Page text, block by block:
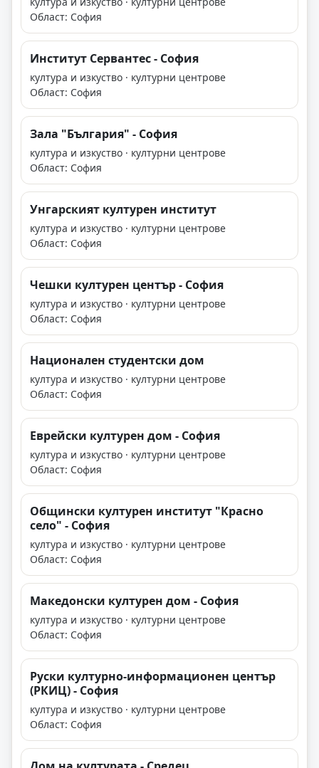
Област: София
Институт Сервантес - София
култура и изкуство · културни центрове
Област: София
Зала "България" - София
култура и изкуство · културни центрове
Област: София
Унгарският културен институт
култура и изкуство · културни центрове
Област: София
Чешки културен център - София
култура и изкуство · културни центрове
Област: София
Национален студентски дом
култура и изкуство · културни центрове
Област: София
Еврейски културен дом - София
култура и изкуство · културни центрове
Област: София
Общински културен институт "Красно
село" - София
култура и изкуство · културни центрове
Област: София
Македонски културен дом - София
култура и изкуство · културни центрове
Област: София
Руски културно-информационен център
(РКИЦ) - София
култура и изкуство · културни центрове
Област: София